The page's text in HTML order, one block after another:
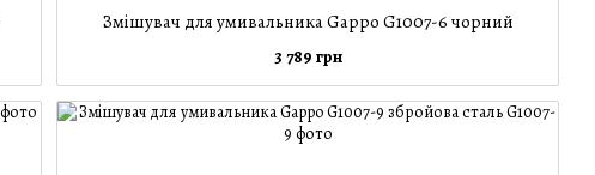
Змішувач для умивальника Gappo G1007-6 чорний
3 789 грн